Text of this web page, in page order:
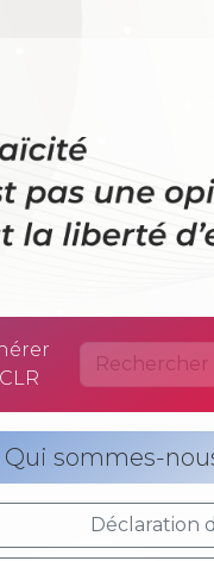
La
Qui sommes-
Déclaration